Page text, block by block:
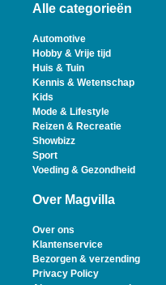
Alle categorieën
Automotive
Hobby & Vrije tijd
Huis & Tuin
Kennis & Wetenschap
Kids
Mode & Lifestyle
Reizen & Recreatie
Showbizz
Sport
Voeding & Gezondheid
Over Magvilla
Over ons
Klantenservice
Bezorgen & verzending
Privacy Policy